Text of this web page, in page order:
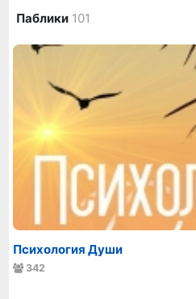
Паблики 101
Психология Души
342